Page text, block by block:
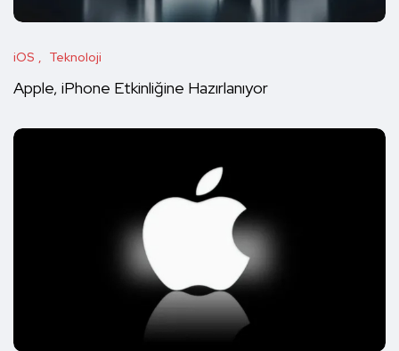
iOS Teknoloji
Apple, iPhone Etkinliğine Hazırlanıyor